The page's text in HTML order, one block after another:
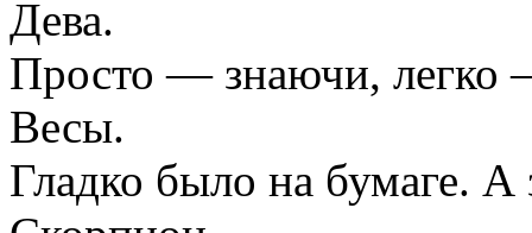
Дева.
Просто — знаючи, легко
Весы.
Гладко было на бумаге. А